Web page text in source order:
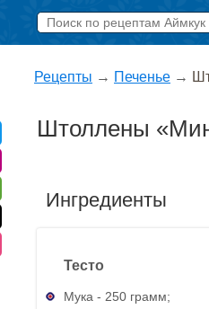
Рецепты → Печенье →
Штоллены
Ингредиенты
Тесто
Мука - 250 грамм;